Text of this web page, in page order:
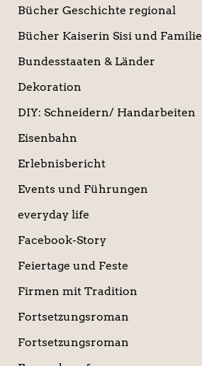
Bücher Geschichte regional
Bücher Kaiserin Sisi und Familie
Bundesstaaten & Länder
Dekoration
DIY: Schneidern/ Handarbeiten
Eisenbahn
Erlebnisbericht
Events und Führungen
everyday life
Facebook-Story
Feiertage und Feste
Firmen mit Tradition
Fortsetzungsroman
Fortsetzungsroman